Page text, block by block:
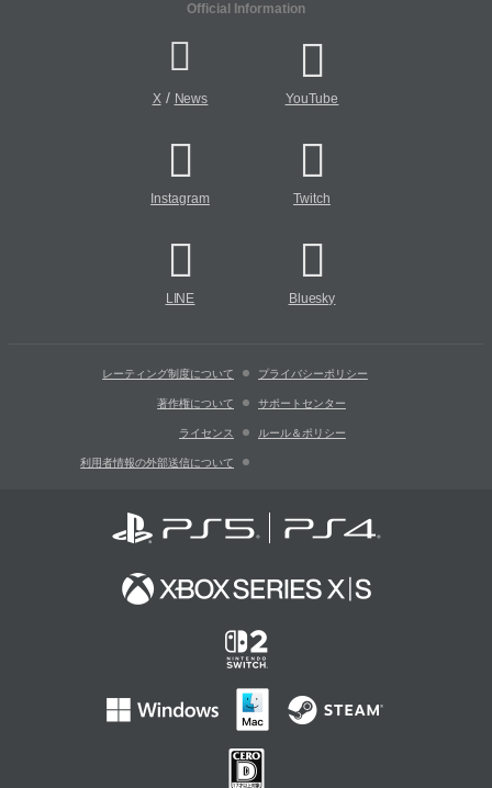
Official Information
X/ News YouTube
Instagram Twitch
LINE Bluesky
レーティング制度について プライバシーポリシー
著作権について サポートセンター
ライセンス ルール＆ポリシー
利用者情報の外部送信について